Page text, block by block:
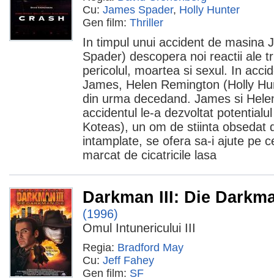
Cu: James Spader, Holly Hunter
Gen film: Thriller
In timpul unui accident de masina
Spader) descopera noi reactii ale
pericolul, moartea si sexul. In
James, Helen Remington (Holly
din urma decedand. James si
accidentul le-a dezvoltat
Koteas), un om de stiinta obsedat
intamplate, se ofera sa-i ajute pe
marcat de cicatricile lasa
Darkman III: Die
(1996)
Omul Intunericului III
Regia: Bradford May
Cu: Jeff Fahey
Gen film: SF